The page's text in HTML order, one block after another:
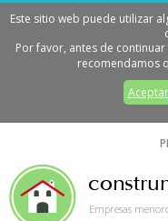
Este sitio web puede utilizar
Por favor, antes de
recomendamos
Empresas